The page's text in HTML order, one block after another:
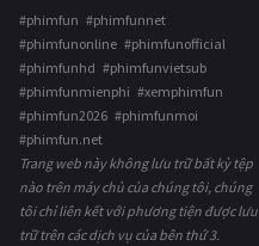
#phimfun #phimfunnet
#phimfunonline #phimfunofficial
#phimfunhd #phimfunvietsub
#phimfunmienphi #xemphimfun
#phimfun2026 #phimfunmoi
#phimfun.net
Trang web này không lưu trữ bất kỳ tệp
nào trên máy chủ của chúng tôi, chúng
tôi chỉ liên kết với phương tiện được lưu
trữ trên các dịch vụ của bên thứ 3.